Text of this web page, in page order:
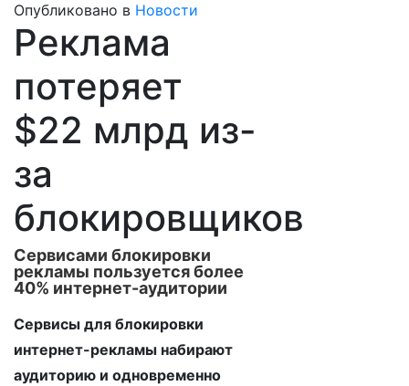
Опубликовано в Новости
Реклама
потеряет
$22 млрд из-
за
блокировщиков
Сервисами блокировки
рекламы пользуется более
40% интернет-аудитории
Сервисы для блокировки
интернет-рекламы набирают
аудиторию и одновременно